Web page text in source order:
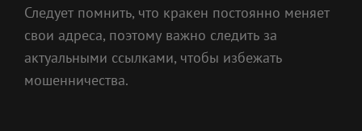
Следует помнить, что кракен постоянно меняет
свои адреса, поэтому важно следить за
актуальными ссылками, чтобы избежать
мошенничества.